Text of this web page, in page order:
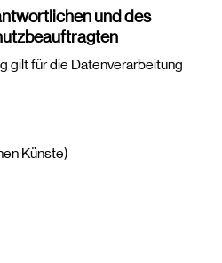
und des
gilt für die Datenverarbeitung
Künste)